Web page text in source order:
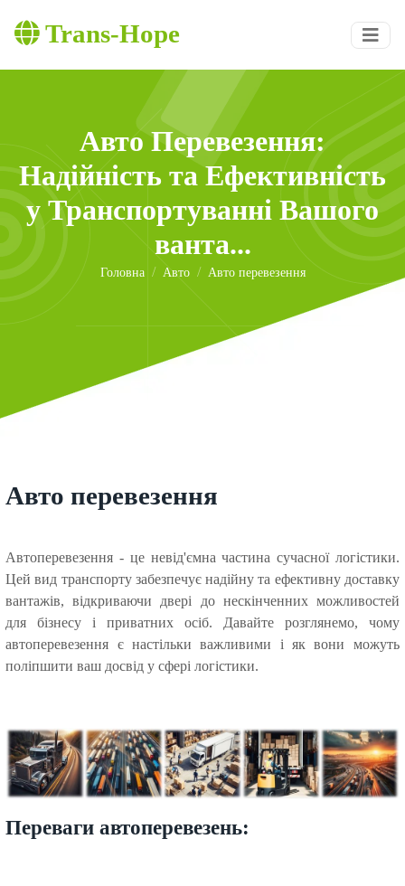
Trans-Hope
Авто Перевезення:
Надійність та Ефективність
у Транспортуванні Вашого
ванта...
Головна Авто Авто перевезення
Авто перевезення
Автоперевезення - це невід'ємна частина сучасної логістики.
Цей вид транспорту забезпечує надійну та ефективну доставку
вантажів, відкриваючи двері до нескінченних можливостей
для бізнесу і приватних осіб. Давайте розглянемо, чому
автоперевезення є настільки важливими і як вони можуть
поліпшити ваш досвід у сфері логістики.
Переваги автоперевезень: